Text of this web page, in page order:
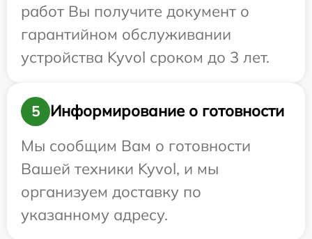
работ Вы получите документ о
гарантийном обслуживании
устройства Kyvol сроком до 3 лет.
5
Информирование о готовности
Мы сообщим Вам о готовности
Вашей техники Kyvol, и мы
организуем доставку по
указанному адресу.